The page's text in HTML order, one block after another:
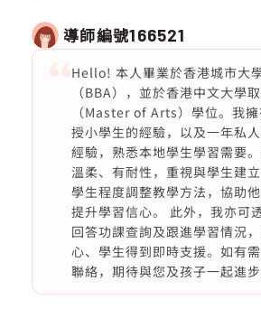
導師編號166521
Hello! 本人畢業於香港城市大
（BBA），並於香港中文大學
（Master of Arts）學位。我
授小學生的經驗，以及一年私
經驗，熟悉本地學生學習需要
溫柔、有耐性，重視與學生建
學生程度調整教學方法，協助他
提升學習信心。 此外，我亦可
回答功課查詢及跟進學習情況
心、學生得到即時支援。如有
聯絡，期待與您及孩子一起進步